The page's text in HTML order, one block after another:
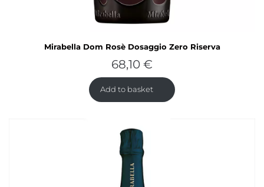
Mirabella Dom Rosè Dosaggio Zero Riserva
68,10 €
Add to basket